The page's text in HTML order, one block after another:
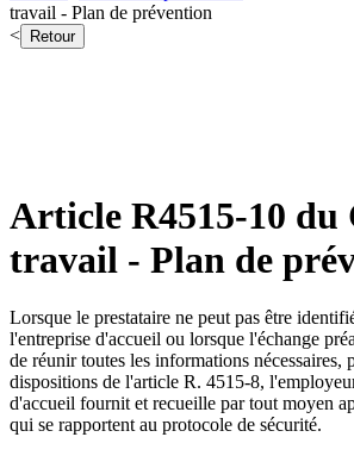
travail - Plan de prévention
<
Retour
Article R4515-10 du
travail - Plan de
Lorsque le prestataire ne peut pas être
l'entreprise d'accueil ou lorsque l'échange
de réunir toutes les informations nécessaires,
dispositions de l'article R. 4515-8,
d'accueil fournit et recueille par tout moyen
qui se rapportent au protocole de sécurité.